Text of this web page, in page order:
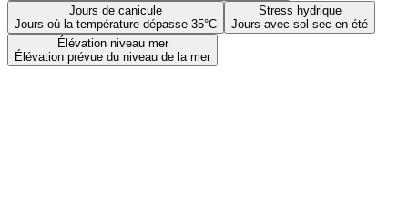
Jours de canicule
Jours où la température dépasse 35°C
Stress hydrique
Jours avec sol sec en été
Élévation niveau mer
Élévation prévue du niveau de la mer